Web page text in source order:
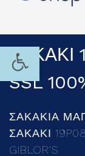
ΣΑΚΑΚΙ
SSL
ΣΑΚΑΚΙΑ
ΣΑΚΑΚΙ
GIBLOR'S